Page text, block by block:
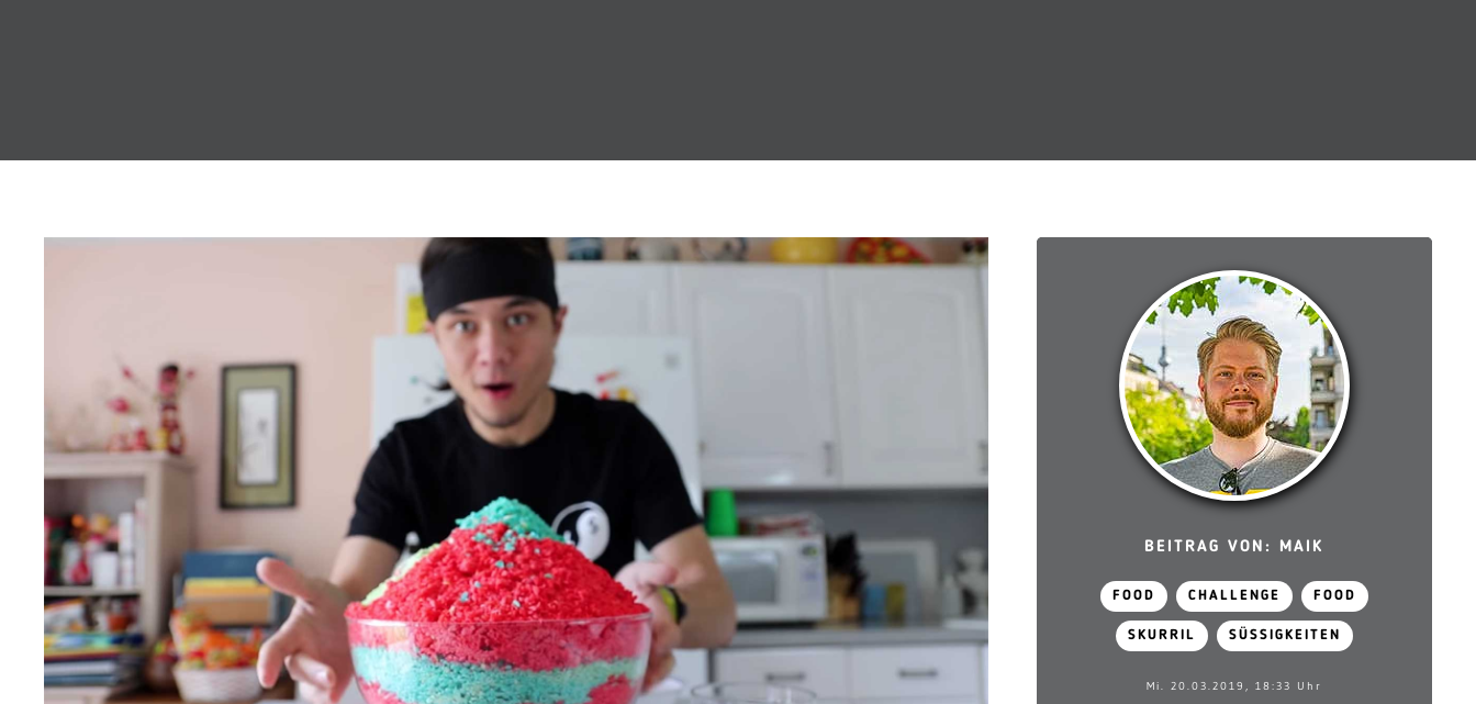
BEITRAG VON: MAIK
FOOD CHALLENGE FOOD
SKURRIL SÜSSIGKEITEN
Mi. 20.03.2019, 18:33 Uhr